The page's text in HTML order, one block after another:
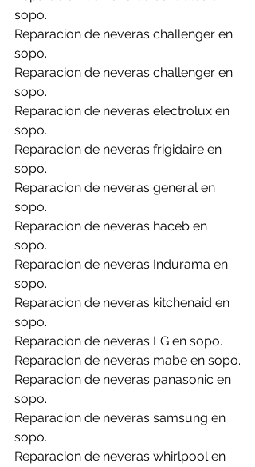
sopo.
Reparacion de neveras challenger en
sopo.
Reparacion de neveras challenger en
sopo.
Reparacion de neveras electrolux en
sopo.
Reparacion de neveras frigidaire en
sopo.
Reparacion de neveras general en
sopo.
Reparacion de neveras haceb en
sopo.
Reparacion de neveras Indurama en
sopo.
Reparacion de neveras kitchenaid en
sopo.
Reparacion de neveras LG en sopo.
Reparacion de neveras mabe en sopo.
Reparacion de neveras panasonic en
sopo.
Reparacion de neveras samsung en
sopo.
Reparacion de neveras whirlpool en